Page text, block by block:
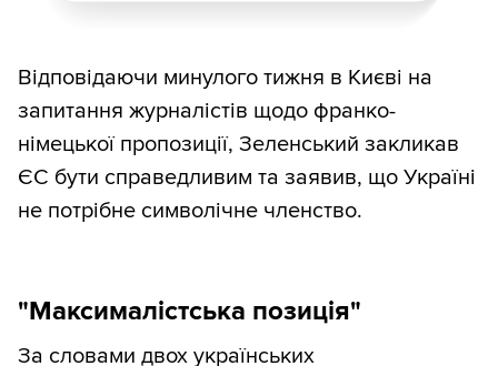
Відповідаючи минулого тижня в Києві на
запитання журналістів щодо франко-
німецької пропозиції, Зеленський закликав
ЄС бути справедливим та заявив, що Україні
не потрібне символічне членство.
"Максималістська позиція"
За словами двох українських